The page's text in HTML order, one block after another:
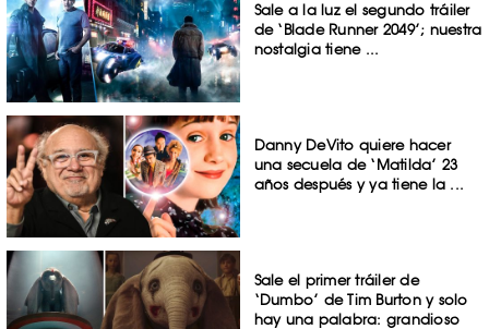
Sale a la luz el segundo tráiler
de ‘Blade Runner 2049’; nuestra
nostalgia tiene ...
Danny DeVito quiere hacer
una secuela de ‘Matilda’ 23
años después y ya tiene la ...
Sale el primer tráiler de
‘Dumbo’ de Tim Burton y solo
hay una palabra: grandioso